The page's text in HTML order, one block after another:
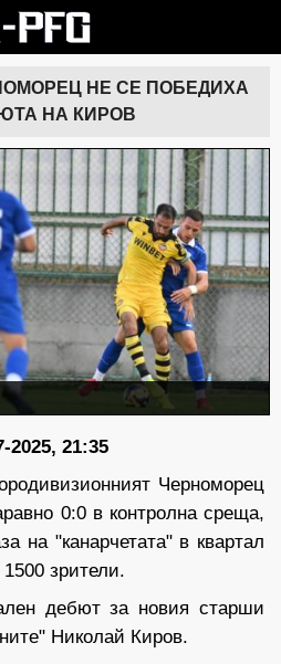
НЕ СЕ ПОБЕДИХА
НА КИРОВ
2025, 21:35
Черноморец
0:0 в контролна среща,
на "канарчетата" в квартал
зрители.
дебют за новия старши
Николай Киров.